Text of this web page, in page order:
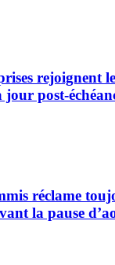
rejoignent
jour post-
réclame
la pause